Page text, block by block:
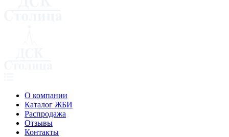
О компании
Каталог ЖБИ
Распродажа
Отзывы
Контакты